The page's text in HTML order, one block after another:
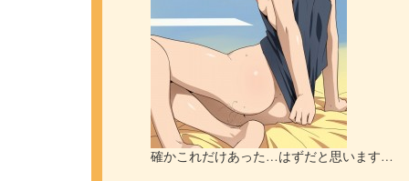
確かこれだけあった…はずだと思います…